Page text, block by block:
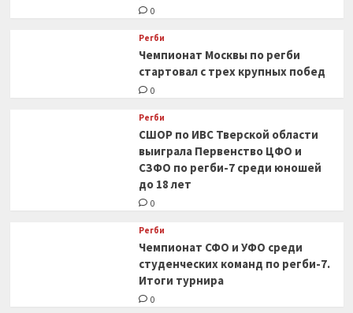
0
Регби
Чемпионат Москвы по регби
стартовал с трех крупных побед
0
Регби
СШОР по ИВС Тверской области
выиграла Первенство ЦФО и
СЗФО по регби-7 среди юношей
до 18 лет
0
Регби
Чемпионат СФО и УФО среди
студенческих команд по регби-7.
Итоги турнира
0